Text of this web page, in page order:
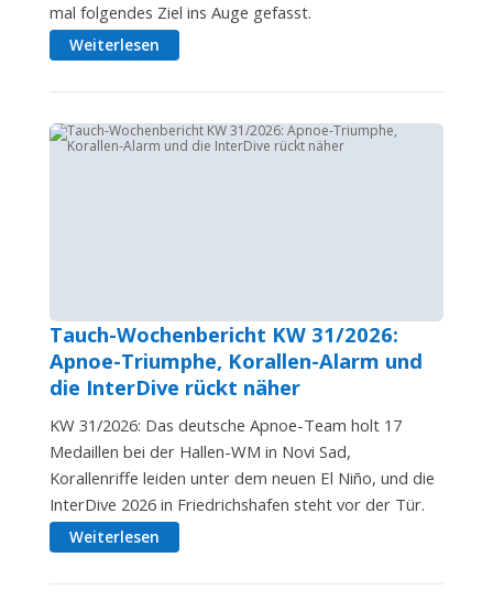
mal folgendes Ziel ins Auge gefasst.
Weiterlesen
Tauch-Wochenbericht KW 31/2026:
Apnoe-Triumphe, Korallen-Alarm und
die InterDive rückt näher
KW 31/2026: Das deutsche Apnoe-Team holt 17
Medaillen bei der Hallen-WM in Novi Sad,
Korallenriffe leiden unter dem neuen El Niño, und die
InterDive 2026 in Friedrichshafen steht vor der Tür.
Weiterlesen